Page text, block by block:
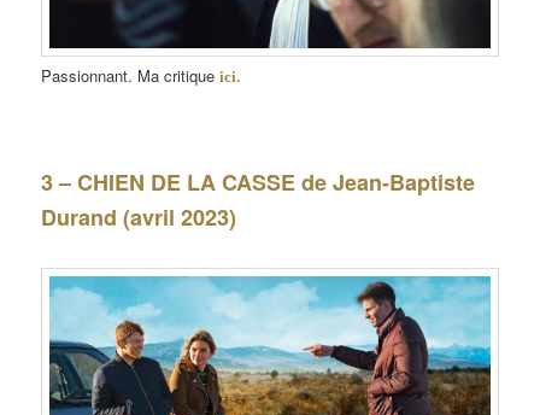
Passionnant. Ma critiqueici.
3 – CHIEN DE LA CASSE de Jean-Baptiste
Durand (avril 2023)